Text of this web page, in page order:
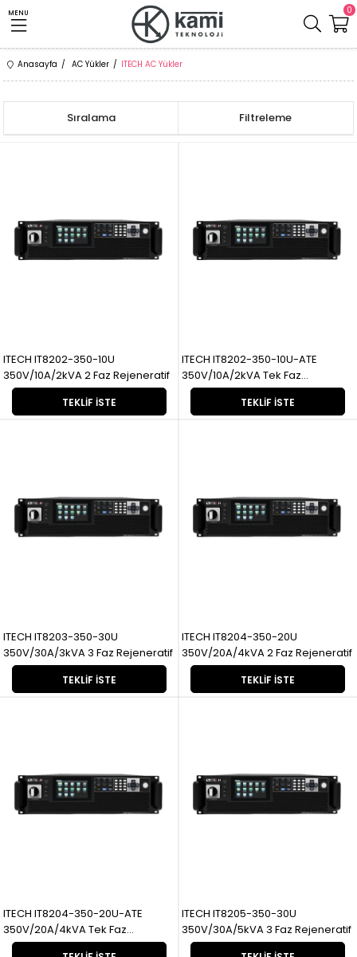
MENU 0
Anasayfa AC Yükler ITECH AC Yükler
Filtreleme
Sıralama
TEKLIF İSTE
ITECH IT8202-350-10U
350V/10A/2kVA 2 Faz Rejeneratif
TEKLIF İSTE
ITECH IT8202-350-10U-ATE
350V/10A/2kVA Tek Faz
Rejeneratif
TEKLIF İSTE
ITECH IT8203-350-30U
350V/30A/3kVA 3 Faz Rejeneratif
TEKLIF İSTE
ITECH IT8204-350-20U
350V/20A/4kVA 2 Faz Rejeneratif
ITECH IT8204-350-20U-ATE
350V/20A/4kVA Tek Faz
Rejeneratif
ITECH IT8205-350-30U
350V/30A/5kVA 3 Faz Rejeneratif